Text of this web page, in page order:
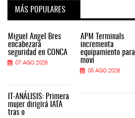
MÁS POPULARES
Miguel Ángel Bres
encabezará
seguridad en CONCA
07 AGO 2026
IT-ANÁLISIS: Primera
mujer dirigirá IATA
tras o
APM Terminals
incrementa
equipamiento para
movi
05 AGO 2026